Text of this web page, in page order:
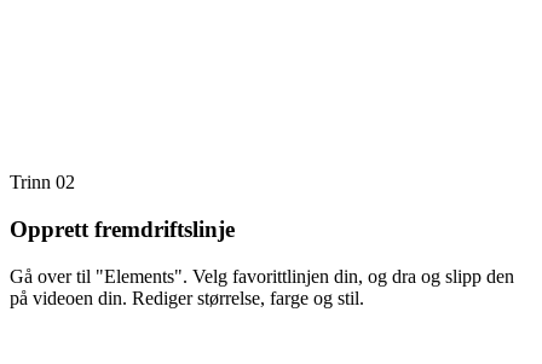
Trinn 02
Opprett fremdriftslinje
Gå over til "Elements". Velg favorittlinjen din, og dra og slipp den
på videoen din. Rediger størrelse, farge og stil.